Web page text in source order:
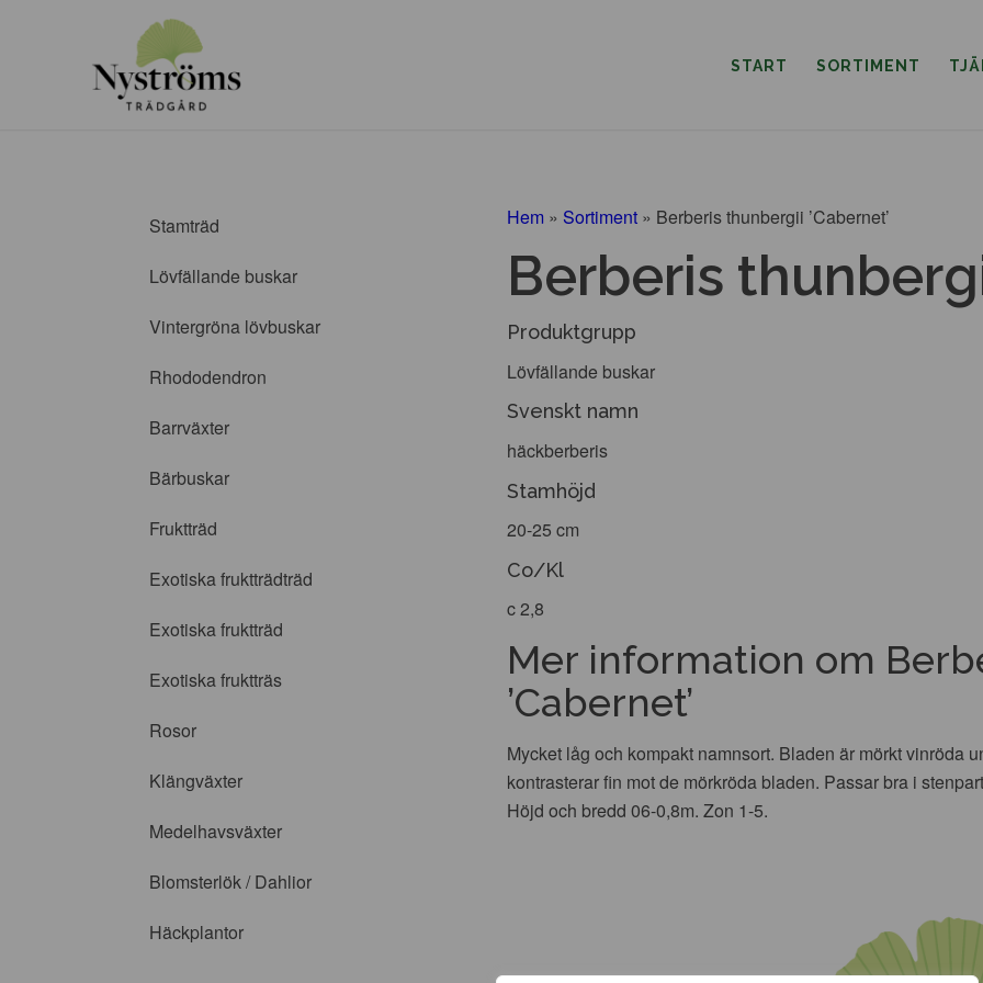
START SORTIMENT
Stamträd
Lövfällande buskar
Vintergröna lövbuskar
Rhododendron
Barrväxter
Bärbuskar
Fruktträd
Exotiska fruktträdträd
Exotiska fruktträd
Exotiska fruktträs
Rosor
Klängväxter
Medelhavsväxter
Blomsterlök / Dahlior
Häckplantor
Hem » Sortiment » Berberis thunbergii ’Cabernet’
Berberis
Produktgrupp
Lövfällande buskar
Svenskt namn
häckberberis
Stamhöjd
20-25 cm
Co/Kl
c 2,8
Mer information om
’Cabernet’
Mycket låg och kompakt namnsort. Bladen är mörkt vinröda
kontrasterar fin mot de mörkröda bladen. Passar bra i
Höjd och bredd 06-0,8m. Zon 1-5.